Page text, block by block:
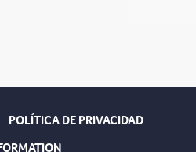
POLÍTICA DE PRIVACIDAD